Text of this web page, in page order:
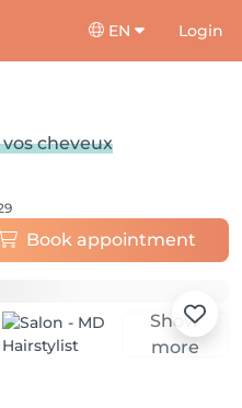
EN Login
cheveux
Book appointment
Show
more